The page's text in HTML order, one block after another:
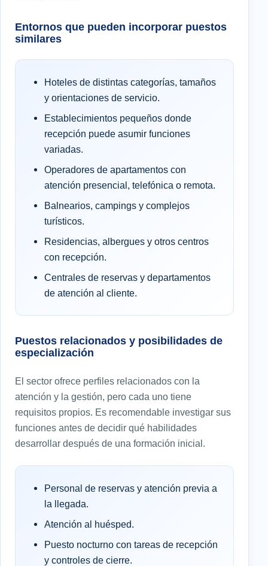
Entornos que pueden incorporar puestos
similares
Hoteles de distintas categorías, tamaños
y orientaciones de servicio.
Establecimientos pequeños donde
recepción puede asumir funciones
variadas.
Operadores de apartamentos con
atención presencial, telefónica o remota.
Balnearios, campings y complejos
turísticos.
Residencias, albergues y otros centros
con recepción.
Centrales de reservas y departamentos
de atención al cliente.
Puestos relacionados y posibilidades de
especialización
El sector ofrece perfiles relacionados con la
atención y la gestión, pero cada uno tiene
requisitos propios. Es recomendable investigar sus
funciones antes de decidir qué habilidades
desarrollar después de una formación inicial.
Personal de reservas y atención previa a
la llegada.
Atención al huésped.
Puesto nocturno con tareas de recepción
y controles de cierre.